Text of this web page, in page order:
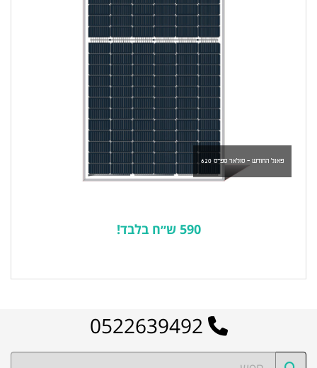
פאנל החודש - סולאר ספייס 620
590 ש״ח בלבד!